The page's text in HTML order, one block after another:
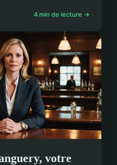
4 min de lecture →
votre